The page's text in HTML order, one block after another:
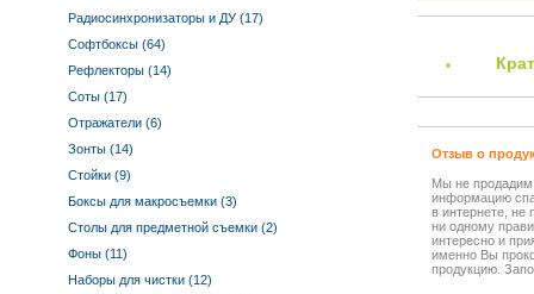
Радиосинхронизаторы и ДУ (17)
Софтбоксы (64)
Рефлекторы (14)
Соты (17)
Отражатели (6)
Зонты (14)
Стойки (9)
Боксы для макросъемки (3)
Столы для предметной съемки (2)
Фоны (11)
Наборы для чистки (12)
Отзыв о
Мы не
информацию
в интернете, не
ни одному
интересно и
именно Вы
продукцию.